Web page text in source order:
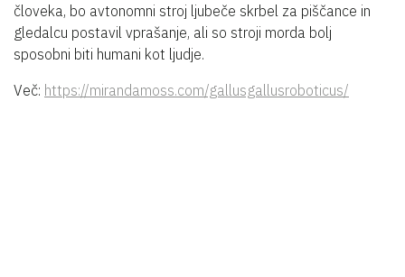
človeka, bo avtonomni stroj ljubeče skrbel za piščance in
gledalcu postavil vprašanje, ali so stroji morda bolj
sposobni biti humani kot ljudje.
Več: https://mirandamoss.com/gallusgallusroboticus/